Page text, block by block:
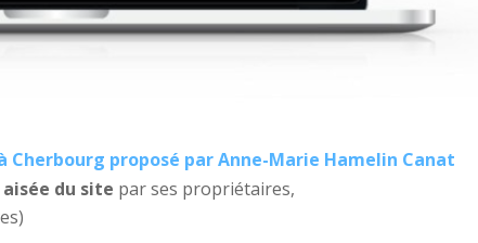
Cherbourg proposé par Anne-Marie Hamelin Canat
du site par ses propriétaires,